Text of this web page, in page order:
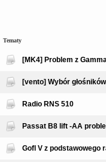
Tematy
[MK4] Problem z
[vento] Wybór
Radio RNS 510
Passat B8 lift -AA
Gofl V z podstawowego